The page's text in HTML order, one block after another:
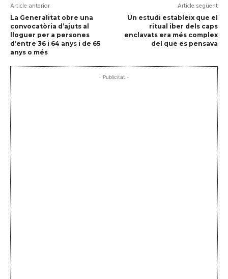
Article anterior
La Generalitat obre una
convocatòria d’ajuts al
lloguer per a persones
d’entre 36 i 64 anys i de 65
anys o més
Article següent
Un estudi estableix que el
ritual iber dels caps
enclavats era més complex
del que es pensava
- Publicitat -